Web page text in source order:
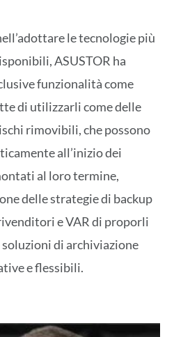
le tecnologie più
ASUSTOR ha
funzionalità come
di utilizzarli come delle
rimovibili, che possono
all’inizio dei
al loro termine,
delle strategie di backup
e VAR di proporli
di archiviazione
e flessibili.